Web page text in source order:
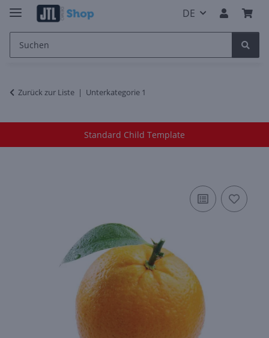
DE
Zurück zur Liste Unterkategorie 1
Standard Child Template